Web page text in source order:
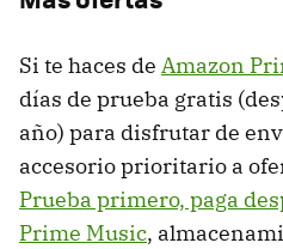
Si te haces de Amazon
días de prueba gratis
año) para disfrutar de
accesorio prioritario a
Prueba primero, paga
Prime Music,